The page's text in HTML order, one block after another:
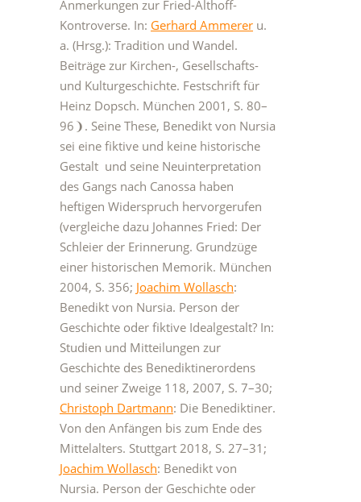
Anmerkungen zur Fried-Althoff-
Kontroverse. In: Gerhard Ammerer u.
a. (Hrsg.): Tradition und Wandel.
Beiträge zur Kirchen-, Gesellschafts-
und Kulturgeschichte. Festschrift für
Heinz Dopsch. München 2001, S. 80–
96❩. Seine These, Benedikt von Nursia
sei eine fiktive und keine historische
Gestalt und seine Neuinterpretation
des Gangs nach Canossa haben
heftigen Widerspruch hervorgerufen
(vergleiche dazu Johannes Fried: Der
Schleier der Erinnerung. Grundzüge
einer historischen Memorik. München
2004, S. 356; Joachim Wollasch:
Benedikt von Nursia. Person der
Geschichte oder fiktive Idealgestalt? In:
Studien und Mitteilungen zur
Geschichte des Benediktinerordens
und seiner Zweige 118, 2007, S. 7–30;
Christoph Dartmann: Die Benediktiner.
Von den Anfängen bis zum Ende des
Mittelalters. Stuttgart 2018, S. 27–31;
Joachim Wollasch: Benedikt von
Nursia. Person der Geschichte oder